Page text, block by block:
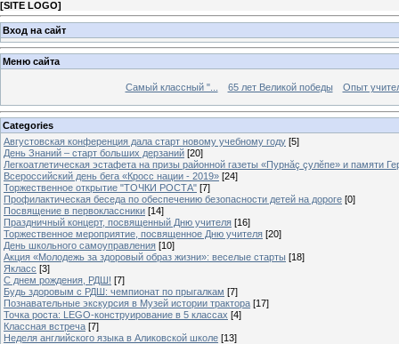
[SITE LOGO]
Вход на сайт
Меню сайта
Самый классный "... 65 лет Великой победы Опыт
Categories
Августовская конференция дала старт новому учебному году [5]
День Знаний – старт больших дерзаний [20]
Легкоатлетическая эстафета на призы районной газеты «Пурнăç çулĕпе» и памяти
Всероссийский день бега «Кросс нации - 2019» [24]
Торжественное открытие "ТОЧКИ РОСТА" [7]
Профилактическая беседа по обеспечению безопасности детей на дороге [0]
Посвящение в первоклассники [14]
Праздничный концерт, посвященный Дню учителя [16]
Торжественное мероприятие, посвященное Дню учителя [20]
День школьного самоуправления [10]
Акция «Молодежь за здоровый образ жизни»: веселые старты [18]
Якласс [3]
С днем рождения, РДШ! [7]
Будь здоровым с РДШ: чемпионат по прыгалкам [7]
Познавательные экскурсия в Музей истории трактора [17]
Точка роста: LEGO-конструирование в 5 классах [4]
Классная встреча [7]
Неделя английского языка в Аликовской школе [13]